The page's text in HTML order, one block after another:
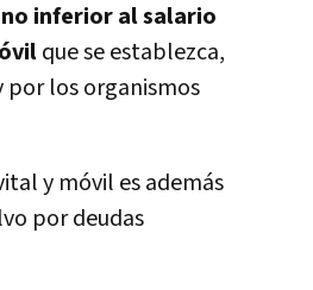
no inferior al salario
que se establezca,
por los organismos
y móvil es además
por deudas